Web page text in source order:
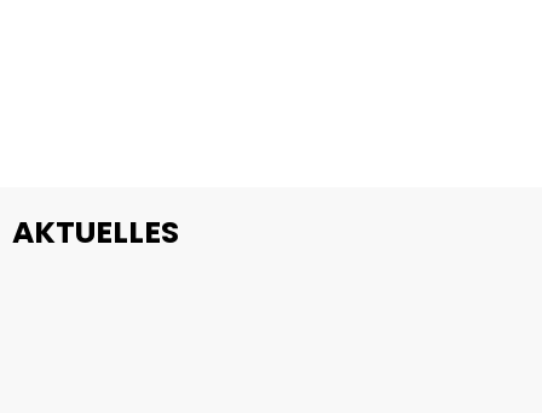
AKTUELLES